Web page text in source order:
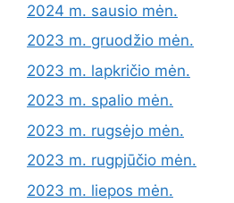
2024 m. sausio mėn.
2023 m. gruodžio mėn.
2023 m. lapkričio mėn.
2023 m. spalio mėn.
2023 m. rugsėjo mėn.
2023 m. rugpjūčio mėn.
2023 m. liepos mėn.